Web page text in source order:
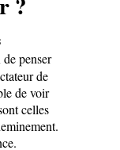
penser
de
de voir
celles